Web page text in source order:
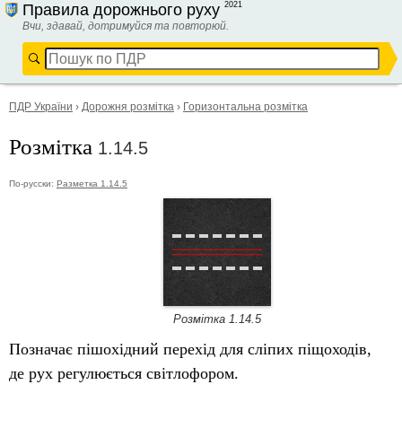
Правила дорожнього руху 2021
Вчи, здавай, дотримуйся та повторюй.
ПДР України › Дорожня розмітка › Горизонтальна розмітка
Розмітка 1.14.5
По-русски: Разметка 1.14.5
Розмітка 1.14.5
Позначає пішохідний перехід для сліпих піщоходів,
де рух регулюється світлофором.